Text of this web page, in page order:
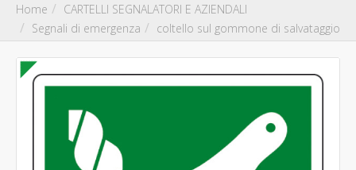
Home
CARTELLI SEGNALATORI E AZIENDALI
Segnali di emergenza
coltello sul gommone di salvataggio